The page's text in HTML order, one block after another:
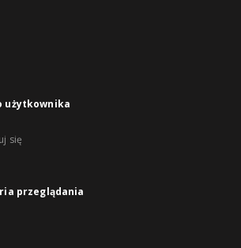
użytkownika
się
przeglądania